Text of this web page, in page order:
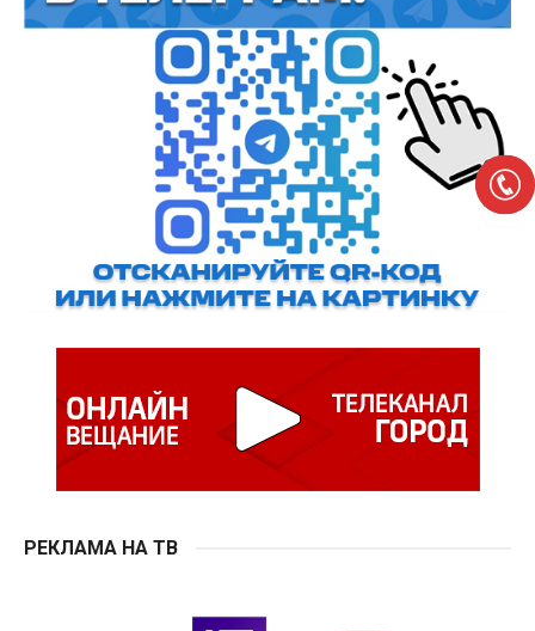
РЕКЛАМА НА ТВ